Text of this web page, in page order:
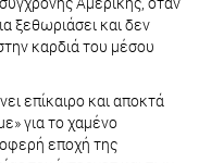
ξεθωριάσει και δεν
καρδιά του μέσου
επίκαιρο και αποκτά
για το χαμένο
εποχή της